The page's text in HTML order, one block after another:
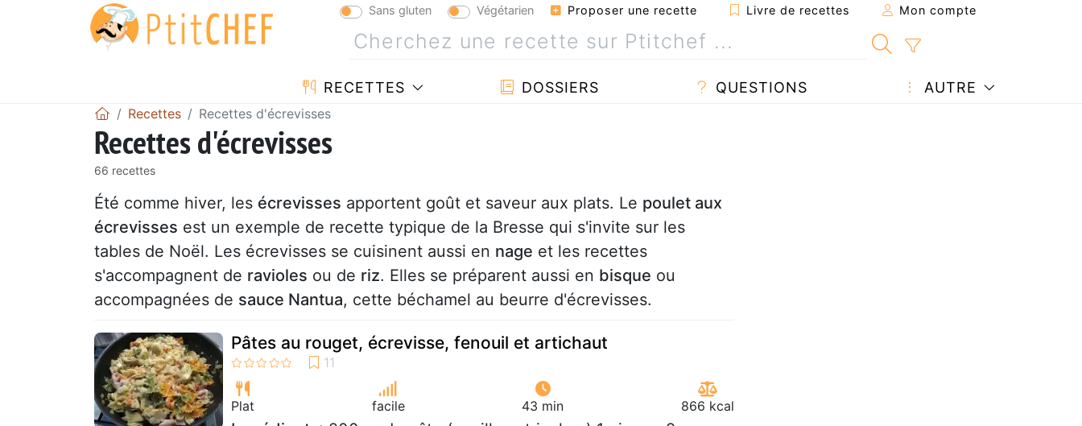
Sans gluten Végétarien Proposer une recette Livre de recettes Mon compte
RECETTES DOSSIERS QUESTIONS AUTRE
Recettes Recettes d'écrevisses
Recettes d'écrevisses
66 recettes
Été comme hiver, les écrevisses apportent goût et saveur aux plats. Le poulet aux
écrevisses est un exemple de recette typique de la Bresse qui s'invite sur les
tables de Noël. Les écrevisses se cuisinent aussi en nage et les recettes
s'accompagnent de ravioles ou de riz. Elles se préparent aussi en bisque ou
accompagnées de sauce Nantua, cette béchamel au beurre d'écrevisses.
Pâtes au rouget, écrevisse, fenouil et artichaut
Plat facile 43 min 866 kcal